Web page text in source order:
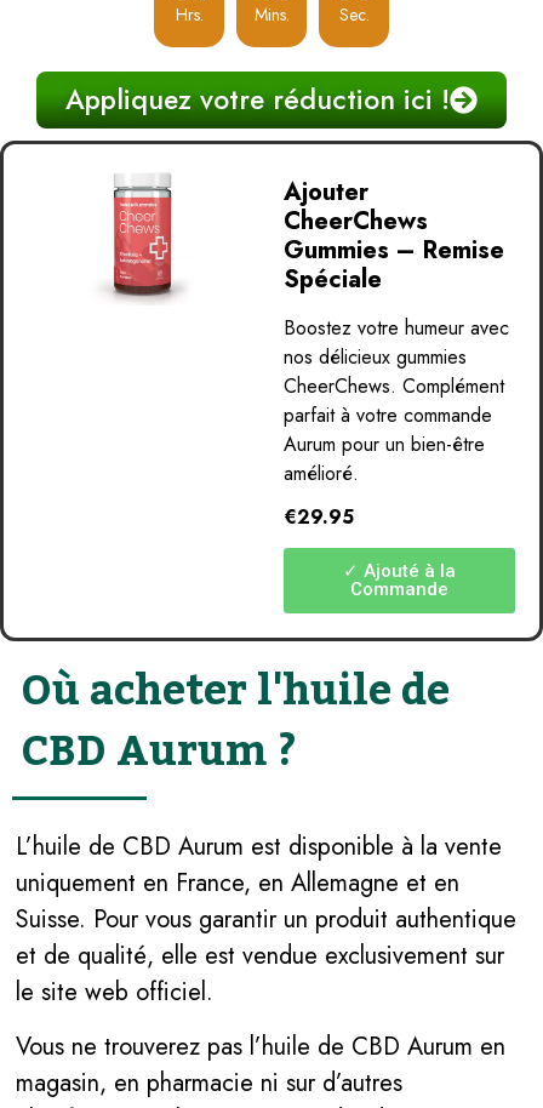
Hrs. Mins. Sec.
Appliquez votre réduction ici !
Ajouter
CheerChews
Gummies – Remise
Spéciale
Boostez votre humeur avec
nos délicieux gummies
CheerChews. Complément
parfait à votre commande
Aurum pour un bien-être
amélioré.
€29.95
✓ Ajouté à la
Commande
Où acheter l'huile de
CBD Aurum ?
L’huile de CBD Aurum est disponible à la vente
uniquement en France, en Allemagne et en
Suisse. Pour vous garantir un produit authentique
et de qualité, elle est vendue exclusivement sur
le site web officiel.
Vous ne trouverez pas l’huile de CBD Aurum en
magasin, en pharmacie ni sur d’autres